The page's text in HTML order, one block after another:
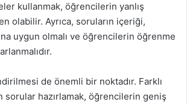
kullanmak, öğrencilerin yanlış
olabilir. Ayrıca, soruların içeriği,
uygun olmalı ve öğrencilerin öğrenme
de önemli bir noktadır. Farklı
sorular hazırlamak, öğrencilerin geniş